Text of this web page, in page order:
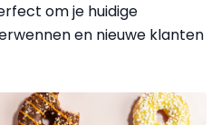
om je huidige
en nieuwe klanten